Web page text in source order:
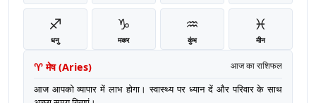
♐
धनु
♑
मकर
♒
कुंभ
♓
मीन
♈ मेष(Aries) आज का राशिफल
आज आपको व्यापार में लाभ होगा। स्वास्थ्य पर ध्यान दें और परिवार के साथ